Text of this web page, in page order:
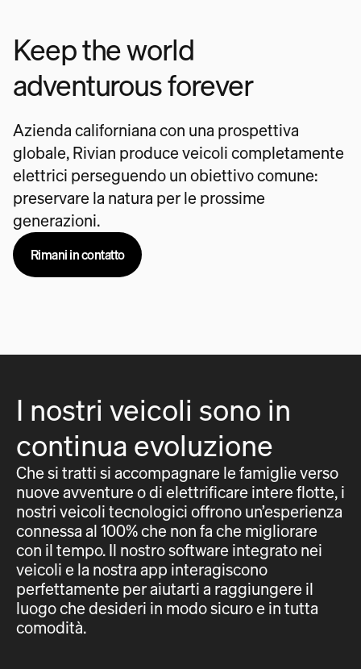
Keep the world
adventurous forever
Azienda californiana con una prospettiva
globale, Rivian produce veicoli completamente
elettrici perseguendo un obiettivo comune:
preservare la natura per le prossime
generazioni.
Rimani in contatto
I nostri veicoli sono in
continua evoluzione
Che si tratti si accompagnare le famiglie verso
nuove avventure o di elettrificare intere flotte, i
nostri veicoli tecnologici offrono un’esperienza
connessa al 100% che non fa che migliorare
con il tempo. Il nostro software integrato nei
veicoli e la nostra app interagiscono
perfettamente per aiutarti a raggiungere il
luogo che desideri in modo sicuro e in tutta
comodità.